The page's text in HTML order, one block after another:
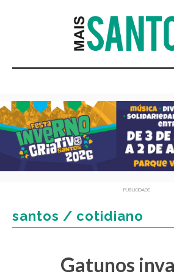
PUBLICIDADE
santos / cotidiano
Gatunos